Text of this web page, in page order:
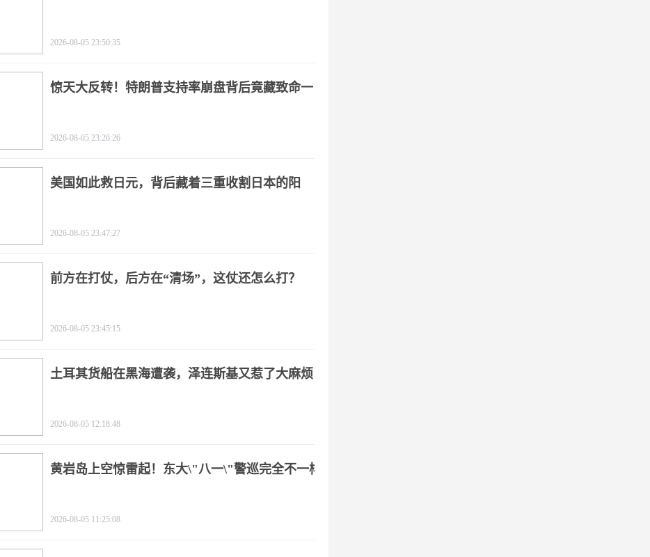
2026-08-05 23:50:35
惊天大反转！特朗普支持率崩盘背后竟藏致命一
2026-08-05 23:26:26
美国如此救日元，背后藏着三重收割日本的阳
2026-08-05 23:47:27
前方在打仗，后方在“清场”，这仗还怎么打？
2026-08-05 23:45:15
土耳其货船在黑海遭袭，泽连斯基又惹了大麻烦
2026-08-05 12:18:48
黄岩岛上空惊雷起！东大\"八一\"警巡完全不一样
2026-08-05 11:25:08